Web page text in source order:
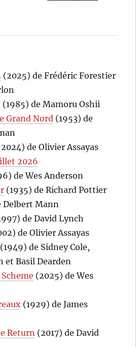
(2025) de Frédéric Forestier
(1985) de Mamoru Oshii
Grand Nord (1953) de
de Olivier Assayas
2026
de Wes Anderson
(1935) de Richard Pottier
Delbert Mann
de David Lynch
de Olivier Assayas
(1949) de Sidney Cole,
et Basil Dearden
(2025) de Wes
(1929) de James
Return (2017) de David